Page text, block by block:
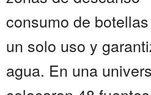
consumo de
un solo uso y
agua. En una